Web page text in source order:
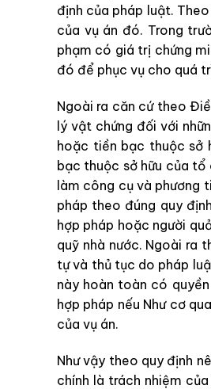
định của pháp luật.
của vụ án đó. Trong
phạm có giá trị chứng
đó để phục vụ cho quá
Ngoài ra căn cứ theo
lý vật chứng đối với
hoặc tiền bạc thuộc sở
bạc thuộc sở hữu của
làm công cụ và phương
pháp theo đúng quy
hợp pháp hoặc người
quỹ nhà nước. Ngoài ra
tự và thủ tục do pháp
này hoàn toàn có
hợp pháp nếu Như cơ
của vụ án.
Như vậy theo quy định
chính là trách nhiệm